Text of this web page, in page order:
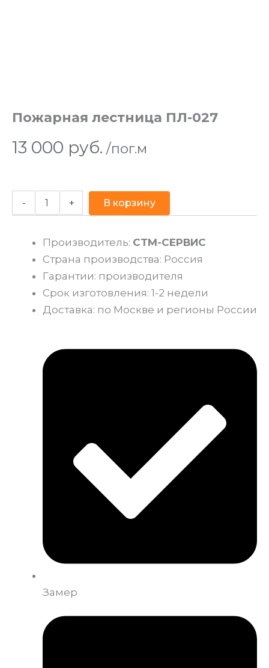
Пожарная лестница ПЛ-027
13 000 руб. /пог.м
- + В корзину
Производитель: СТМ-СЕРВИС
Страна производства: Россия
Гарантии: производителя
Срок изготовления: 1-2 недели
Доставка: по Москве и регионы России
Замер